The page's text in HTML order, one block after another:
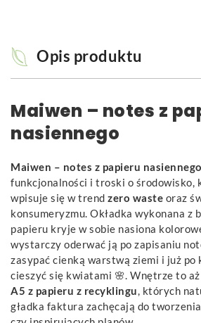
Opis produktu
Maiwen – notes z
nasiennego
Maiwen – notes z papieru nasiennego
funkcjonalności i troski o środowisko,
wpisuje się w trend zero waste oraz
konsumeryzmu. Okładka wykonana z
papieru kryje w sobie nasiona
wystarczy oderwać ją po zapisaniu
zasypać cienką warstwą ziemi i już
cieszyć się kwiatami 🌸. Wnętrze to aż
A5 z papieru z recyklingu, których
gładka faktura zachęcają do